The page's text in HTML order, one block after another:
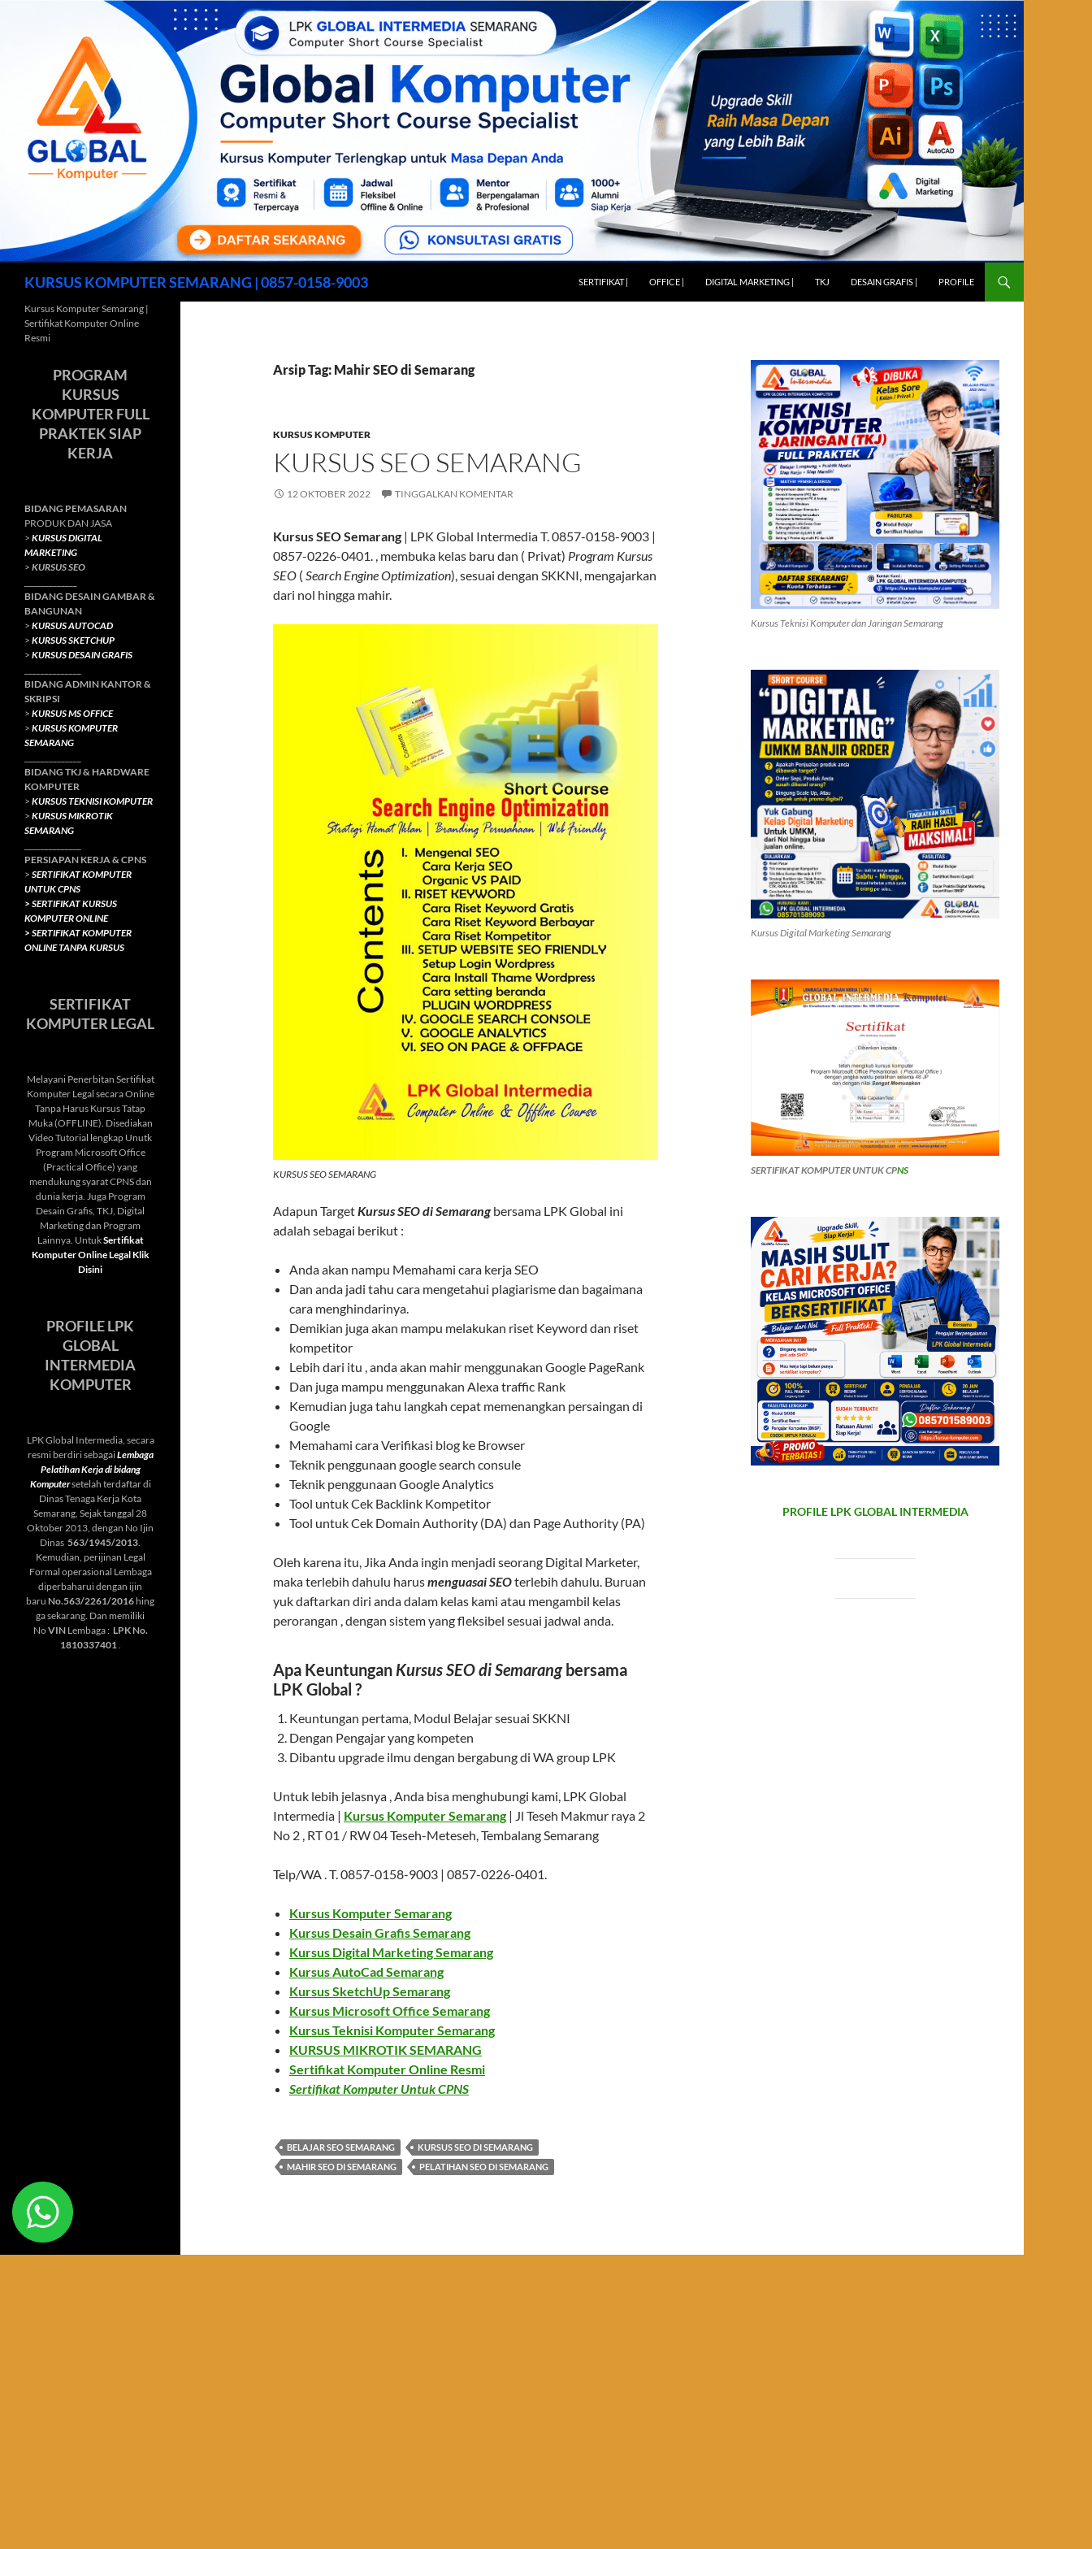
KURSUS KOMPUTER SEMARANG | 0857-0158-9003
SERTIFIKAT |
OFFICE | DIGITAL MARKETING | TKJ DESAIN GRAFIS | PROFILE
Arsip Tag: Mahir SEO di Semarang
KURSUS KOMPUTER
KURSUS SEO SEMARANG
12 OKTOBER 2022 TINGGALKAN KOMENTAR
Kursus SEO Semarang | LPK Global Intermedia T. 0857-0158-9003 |
0857-0226-0401. , membuka kelas baru dan ( Privat) Program Kursus
SEO ( Search Engine Optimization), sesuai dengan SKKNI, mengajarkan
dari nol hingga mahir.
KURSUS SEO SEMARANG
Adapun TargetKursus SEO di Semarang bersama LPK Global ini
adalah sebagai berikut :
Anda akan nampu Memahami cara kerja SEO
Dan anda jadi tahu cara mengetahui plagiarisme dan bagaimana
cara menghindarinya.
Demikian juga akan mampu melakukan riset Keyword dan riset
kompetitor
Lebih dari itu , anda akan mahir menggunakan Google PageRank
Dan juga mampu menggunakan Alexa traffic Rank
Kemudian juga tahu langkah cepat memenangkan persaingan di
Google
Memahami cara Verifikasi blog ke Browser
Teknik penggunaan google search consule
Teknik penggunaan Google Analytics
Tool untuk Cek Backlink Kompetitor
Tool untuk Cek Domain Authority (DA) dan Page Authority (PA)
Oleh karena itu, Jika Anda ingin menjadi seorang Digital Marketer,
maka terlebih dahulu harusmenguasai SEOterlebih dahulu. Buruan
yuk daftarkan diri anda dalam kelas kami atau mengambil kelas
perorangan , dengan sistem yang fleksibel sesuai jadwal anda.
Apa Keuntungan Kursus SEO di Semarangbersama
LPK Global ?
Keuntungan pertama, Modul Belajar sesuai SKKNI
Dengan Pengajar yang kompeten
Dibantu upgrade ilmu dengan bergabung di WA group LPK
Untuk lebih jelasnya , Anda bisa menghubungi kami, LPK Global
Intermedia | Kursus Komputer Semarang | Jl Teseh Makmur raya 2
No 2 , RT 01 / RW 04 Teseh-Meteseh, Tembalang Semarang
Telp/WA . T. 0857-0158-9003 | 0857-0226-0401.
Kursus Komputer Semarang
Kursus Desain Grafis Semarang
Kursus Digital Marketing Semarang
Kursus AutoCad Semarang
Kursus SketchUp Semarang
Kursus Microsoft Office Semarang
Kursus Teknisi Komputer Semarang
KURSUS MIKROTIK SEMARANG
Sertifikat Komputer Online Resmi
Sertifikat Komputer Untuk CPNS
BELAJAR SEO SEMARANG
KURSUS SEO DI SEMARANG
MAHIR SEO DI SEMARANG
PELATIHAN SEO DI SEMARANG
Kursus Teknisi Komputer dan Jaringan Semarang
Kursus Digital Marketing Semarang
SERTIFIKAT KOMPUTER UNTUK CPNS
PROFILE LPK GLOBAL INTERMEDIA
Kursus Komputer Semarang |
Sertifikat Komputer Online
Resmi
PROGRAM
KURSUS
KOMPUTER FULL
PRAKTEK SIAP
KERJA
BIDANG PEMASARAN
PRODUK DAN JASA
> KURSUS DIGITAL
MARKETING
> KURSUS SEO
BIDANG DESAIN GAMBAR &
BANGUNAN
> KURSUS AUTOCAD
> KURSUS SKETCHUP
> KURSUS DESAIN GRAFIS
BIDANG ADMIN KANTOR &
SKRIPSI
> KURSUS MS OFFICE
> KURSUS KOMPUTER
SEMARANG
BIDANG TKJ& HARDWARE
KOMPUTER
> KURSUS TEKNISI KOMPUTER
> KURSUS MIKROTIK
SEMARANG
PERSIAPAN KERJA & CPNS
> SERTIFIKAT KOMPUTER
UNTUK CPNS
> SERTIFIKAT KURSUS
KOMPUTER ONLINE
> SERTIFIKAT KOMPUTER
ONLINE TANPA KURSUS
SERTIFIKAT
KOMPUTER LEGAL
Melayani Penerbitan Sertifikat
Komputer Legal secara Online
Tanpa Harus Kursus Tatap
Muka (OFFLINE). Disediakan
Video Tutorial lengkap Unutk
Program Microsoft Office
(Practical Office) yang
mendukung syarat CPNS dan
dunia kerja. Juga Program
Desain Grafis, TKJ, Digital
Marketing dan Program
Lainnya. UntukSertifikat
Komputer Online Legal Klik
Disini
PROFILE LPK
GLOBAL
INTERMEDIA
KOMPUTER
LPK Global Intermedia, secara
resmi berdiri sebagaiLembaga
Pelatihan Kerja di bidang
Komputersetelah terdaftar di
Dinas Tenaga Kerja Kota
Semarang, Sejak tanggal 28
Oktober 2013, dengan No Ijin
Dinas 563/1945/2013.
Kemudian, perijinan Legal
Formal operasional Lembaga
diperbaharui dengan ijin
baru No.563/2261/2016 hing
ga sekarang. Dan memiliki
NoVINLembaga : LPK No.
1810337401.